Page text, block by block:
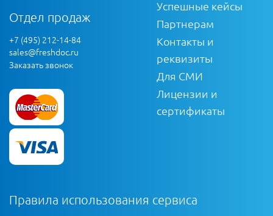
Отдел продаж
+7 (495) 212-14-84
sales@freshdoc.ru
Заказать звонок
Успешные кейсы
Партнерам
Контакты и
реквизиты
Для СМИ
Лицензии и
сертификаты
Правила использования сервиса